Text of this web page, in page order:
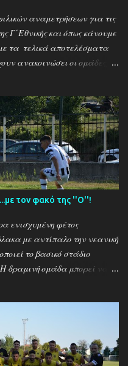
αναμετρήσεων για τις
Γ΄Εθνικής και όπως κάνουμε
τα τελικά αποτελέσματα
ανακοινώσει οι ομάδες) ....
- Αγ. Αθανάσιος 5-1
ΠΑΟΚ - Προσοτσάνη 2-1
3-0
τον φακό της ''Ο''!
ενισχυμένη φέτος
με αντίπαλο την νεανική
το βασικό στάδιο
δραμινή ομάδα μπορεί να
χρόνο για να ''δέσει''
να δίνει χρόνο
ποδοσφαιριστές.. Ο ΠΑΟΚ